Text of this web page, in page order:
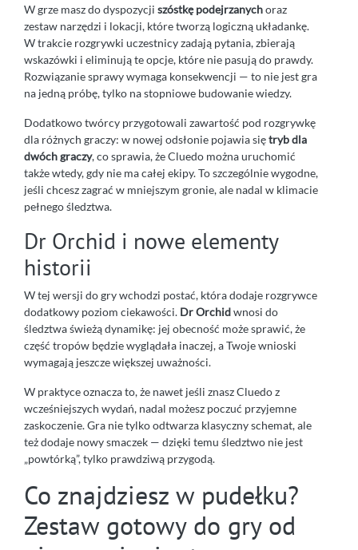
W grze masz do dyspozycji szóstkę podejrzanychoraz
zestaw narzędzi i lokacji, które tworzą logiczną układankę.
W trakcie rozgrywki uczestnicy zadają pytania, zbierają
wskazówki i eliminują te opcje, które nie pasują do prawdy.
Rozwiązanie sprawy wymaga konsekwencji — to nie jest gra
na jedną próbę, tylko na stopniowe budowanie wiedzy.
Dodatkowo twórcy przygotowali zawartość pod rozgrywkę
dla różnych graczy: w nowej odsłonie pojawia siętryb dla
dwóch graczy, co sprawia, że Cluedo można uruchomić
także wtedy, gdy nie ma całej ekipy. To szczególnie wygodne,
jeśli chcesz zagrać w mniejszym gronie, ale nadal w klimacie
pełnego śledztwa.
Dr Orchid i nowe elementy
historii
W tej wersji do gry wchodzi postać, która dodaje rozgrywce
dodatkowy poziom ciekawości. Dr Orchidwnosi do
śledztwa świeżą dynamikę: jej obecność może sprawić, że
część tropów będzie wyglądała inaczej, a Twoje wnioski
wymagają jeszcze większej uważności.
W praktyce oznacza to, że nawet jeśli znasz Cluedo z
wcześniejszych wydań, nadal możesz poczuć przyjemne
zaskoczenie. Gra nie tylko odtwarza klasyczny schemat, ale
też dodaje nowy smaczek — dzięki temu śledztwo nie jest
„powtórką”, tylko prawdziwą przygodą.
Co znajdziesz w pudełku?
Zestaw gotowy do gry od